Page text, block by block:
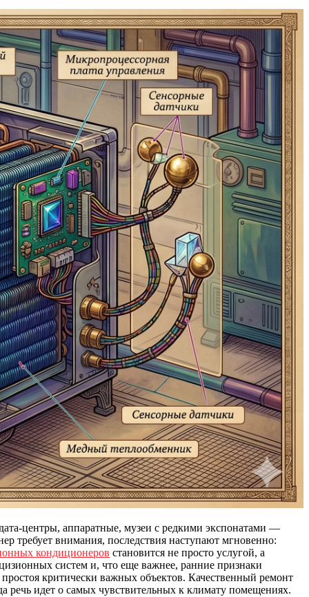
центры, аппаратные, музеи с редкими экспонатами —
требует внимания, последствия наступают мгновенно:
кондиционеров становится не просто услугой, а
систем и, что еще важнее, ранние признаки
критически важных объектов. Качественный ремонт
речь идет о самых чувствительных к климату помещениях.